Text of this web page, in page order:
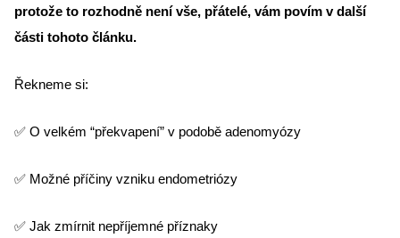
protože to rozhodně není vše, přátelé, vám povím v další
části tohoto článku.
Řekneme si:
✅ O velkém “překvapení” v podobě adenomyózy
✅ Možné příčiny vzniku endometriózy
✅ Jak zmírnit nepříjemné příznaky